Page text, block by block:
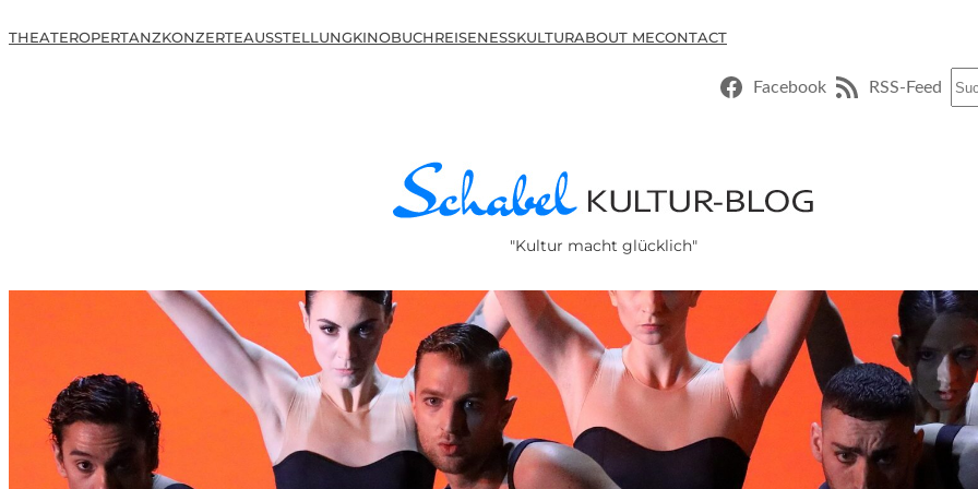
THEATEROPERTANZKONZERTEAUSSTELLUNGKINOBUCHREISENESSKULTURABOUT MECONTACT
Facebook RSS-Feed
"Kultur macht glücklich"